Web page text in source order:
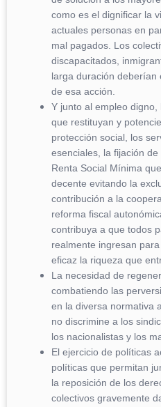
como es el dignificar la
actuales personas en
mal pagados. Los
discapacitados,
larga duración deberían
de esa acción.
Y junto al empleo
que restituyan y
protección social, los
esenciales, la fijación
Renta Social Mínima
decente evitando la
contribución a la
reforma fiscal
contribuya a que todos
realmente ingresan
eficaz la riqueza que
La necesidad de
combatiendo las
en la diversa normativa
no discrimine a los
los nacionalistas y los
El ejercicio de políticas
políticas que permitan
la reposición de los
colectivos gravemente